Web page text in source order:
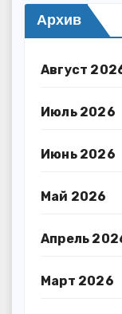
Архив
Август
Июль 2026
Июнь 2026
Май 2026
Апрель
Март 2026